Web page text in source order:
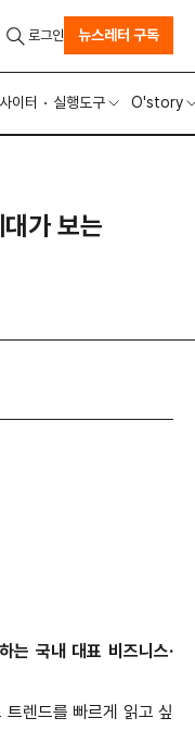
이터 실행도구 O'story
로그인 뉴스레터 구독
가 보는
는 국내 대표 비즈니스·
렌드를 빠르게 읽고 싶